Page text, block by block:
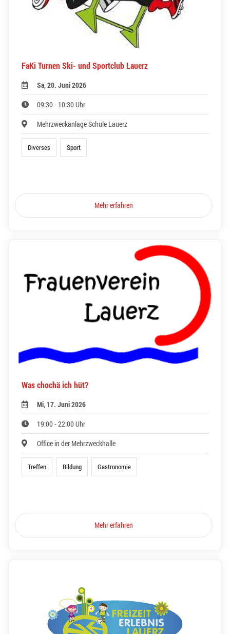
FaKi Turnen Ski- und Sportclub Lauerz
Sa, 20. Juni 2026
09:30 - 10:30 Uhr
Mehrzweckanlage Schule Lauerz
Diverses Sport
Mehr erfahren
Was chochä ich hüt?
Mi, 17. Juni 2026
19:00 - 22:00 Uhr
Office in der Mehrzweckhalle
Treffen Bildung Gastronomie
Mehr erfahren